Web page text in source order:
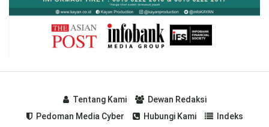
Tentang Kami
Dewan Redaksi
Pedoman Media Cyber
Hubungi Kami Indeks